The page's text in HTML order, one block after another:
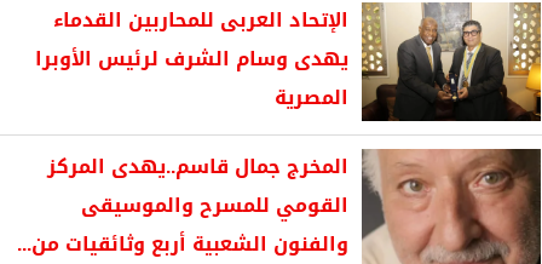
الإتحاد العربى للمحاربين القدماء
يهدى وسام الشرف لرئيس الأوبرا
المصرية
المخرج جمال قاسم..يهدى المركز
القومي للمسرح والموسيقى
والفنون الشعبية أربع وثائقيات من...